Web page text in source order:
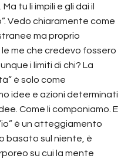
tu li impili e gli dai il
Vedo chiaramente come
ma proprio
me che credevo fossero
i limiti di chi? La
è solo come
idee e azioni determinati
Come li componiamo. E
è un atteggiamento
basato sul niente, è
su cui la mente